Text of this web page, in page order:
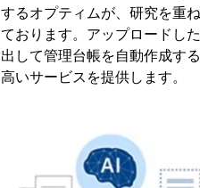
するオプティムが、研究を重
ております。アップロードし
出して管理台帳を自動作成す
高いサービスを提供します。